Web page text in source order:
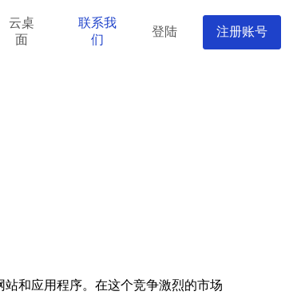
云桌
面
联系我
们
登陆 注册账号
和应用程序。在这个竞争激烈的市场